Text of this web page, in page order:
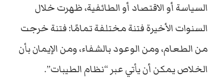
السياسة أو الاقتصاد أو الطائفية، ظهرت خلال
السنوات الأخيرة فتنة مختلفة تمامًا: فتنة خرجت
من الطعام، ومن الوعود بالشفاء، ومن الإيمان بأن
الخلاص يمكن أن يأتي عبر “نظام الطيبات”.